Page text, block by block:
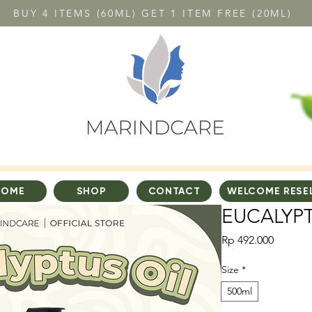
BUY 4 ITEMS (60ML) GET 1 ITEM FREE (20ML)
SHOP CONTACT WELCOME
Rp 492.000Harga
Size *
500ml